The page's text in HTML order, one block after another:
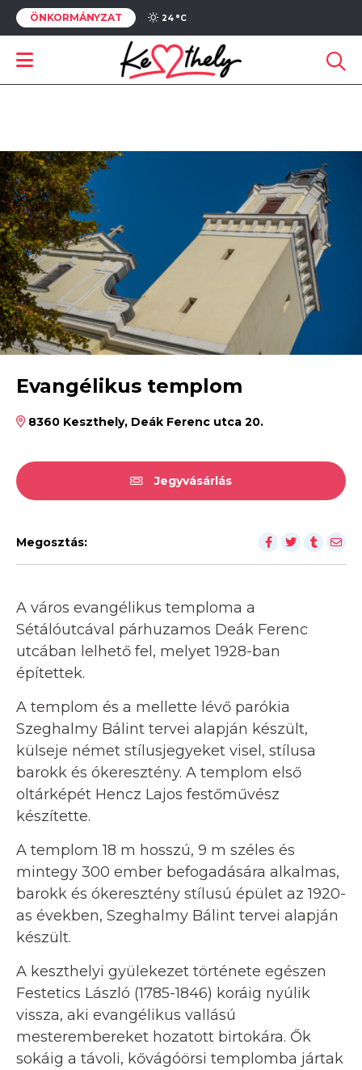
ÖNKORMÁNYZAT 24 °C
Evangélikus templom
8360 Keszthely, Deák Ferenc utca 20.
Jegyvásárlás
Megosztás:
A város evangélikus temploma a
Sétálóutcával párhuzamos Deák Ferenc
utcában lelhető fel, melyet 1928-ban
építettek.
A templom és a mellette lévő parókia
Szeghalmy Bálint tervei alapján készült,
külseje német stílusjegyeket visel, stílusa
barokk és ókeresztény. A templom első
oltárképét Hencz Lajos festőművész
készítette.
A templom 18 m hosszú, 9 m széles és
mintegy 300 ember befogadására alkalmas,
barokk és ókeresztény stílusú épület az 1920-
as években, Szeghalmy Bálint tervei alapján
készült.
A keszthelyi gyülekezet története egészen
Festetics László (1785-1846) koráig nyúlik
vissza, aki evangélikus vallású
mesterembereket hozatott birtokára. Ők
sokáig a távoli, kővágóörsi templomba jártak